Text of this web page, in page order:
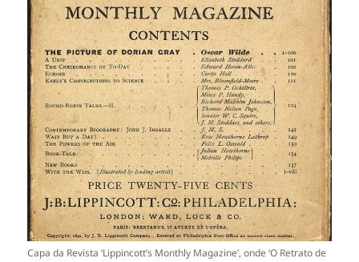
Capa da Revista ‘Lippincott’s Monthly Magazine’, onde ‘O Retrato de